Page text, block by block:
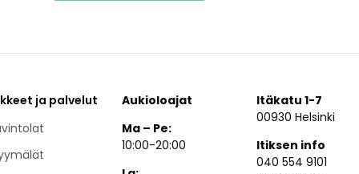
ja palvelut
Aukioloajat
Ma – Pe:
10:00-20:00
Itäkatu 1-7
00930 Helsinki
Itiksen info
040 554 9101